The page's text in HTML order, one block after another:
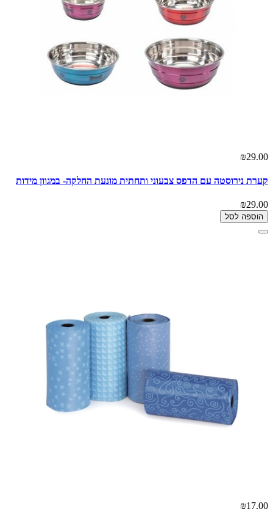
₪29.00
קערת נירוסטה עם הדפס צבעוני ותחתית מונעת החלקה- במגוון מידות
₪29.00
הוספה לסל
₪17.00